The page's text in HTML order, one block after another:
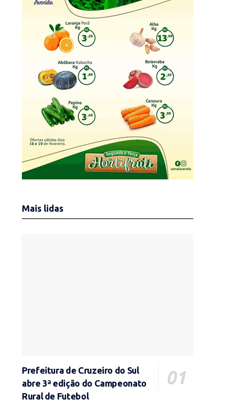
Mais lidas
Prefeitura de Cruzeiro do Sul
abre 3ª edição do Campeonato
Rural de Futebol